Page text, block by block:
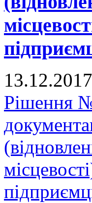
13.12.2017
Рішення